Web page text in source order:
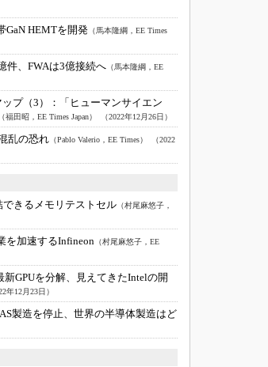
GaN HEMTを開発 （馬本隆綱，EE Times
件、FWAは3億接続へ （馬本隆綱，EE
プ（3）：
「ヒューマンサイエン
（福田昭，EE Times Japan） （2022年12月26日）
乱の恐れ （Pablo Valerio，EE Times） （2022
きるメモリテストセル （村尾麻悠子，
を加速するInfineon （村尾麻悠子，EE
新GPUを分解、見えてきたIntelの開
年12月23日）
製造を停止、世界の半導体製造はど